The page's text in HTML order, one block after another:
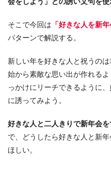
そこで今回は 「好きな人を新
パターンで解説する。
新しい年を好きな人と祝うの
始から素敵な思い出が作れる
っかけにリーチできるように
に誘ってみよう。
好きな人と二人きりで新年会
で、どうしたら好きな人と新
ほしい。